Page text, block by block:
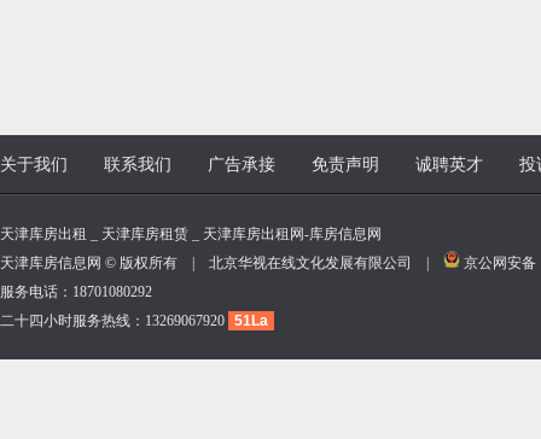
关于我们 联系我们 广告承接 免责声明 诚聘英才 投
天津库房出租 _ 天津库房租赁 _ 天津库房出租网-库房信息网
天津库房信息网 © 版权所有 | 北京华视在线文化发展有限公司 |
京公网安备
服务电话：18701080292
二十四小时服务热线：13269067920 51La